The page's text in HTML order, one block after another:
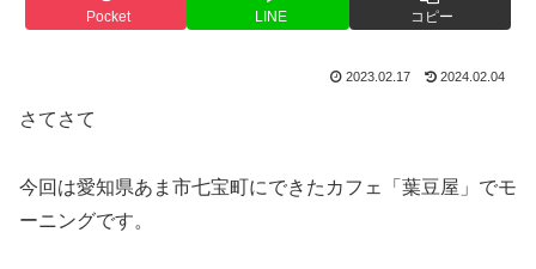
Pocket LINE コピー
2023.02.17 2024.02.04
さてさて
今回は愛知県あま市七宝町にできたカフェ「葉豆屋」でモ
ーニングです。